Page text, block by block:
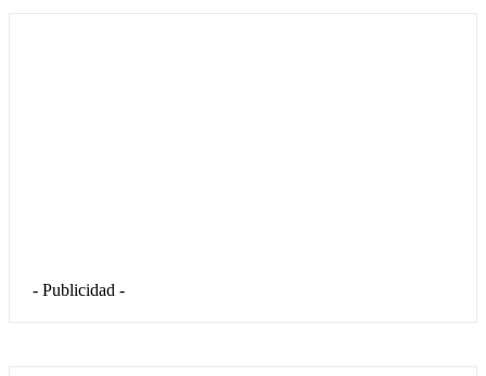
- Publicidad -